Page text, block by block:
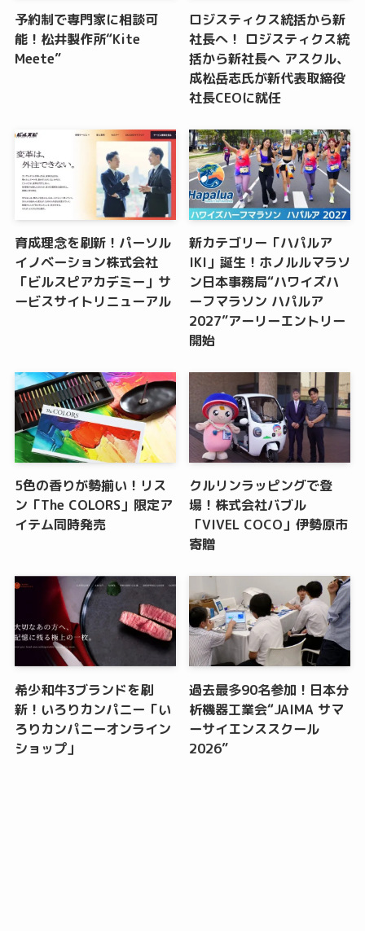
予約制で専門家に相談可
能！松井製作所“Kite
Meete”
ロジスティクス統括から新
社長へ！ ロジスティクス統
括から新社長へ アスクル、
成松岳志氏が新代表取締役
社長CEOに就任
育成理念を刷新！パーソル
イノベーション株式会社
「ビルスピアカデミー」サ
ービスサイトリニューアル
新カテゴリー「ハパルア
IKI」誕生！ホノルルマラソ
ン日本事務局“ハワイズハ
ーフマラソン ハパルア
2027”アーリーエントリー
開始
5色の香りが勢揃い！リス
ン「The COLORS」限定ア
イテム同時発売
クルリンラッピングで登
場！株式会社バブル
「VIVEL COCO」伊勢原市
寄贈
希少和牛3ブランドを刷
新！いろりカンパニー「い
ろりカンパニーオンライン
ショップ」
過去最多90名参加！日本分
析機器工業会“JAIMA サマ
ーサイエンススクール
2026”